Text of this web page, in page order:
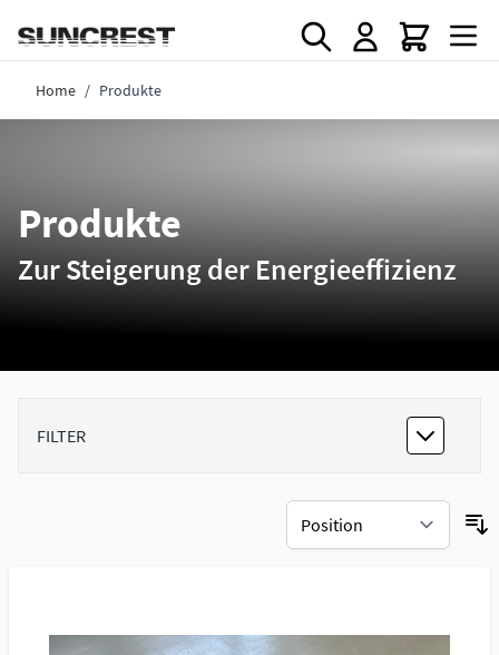
Home / Produkte
Produkte
Zur Steigerung der Energieeffizienz
FILTER